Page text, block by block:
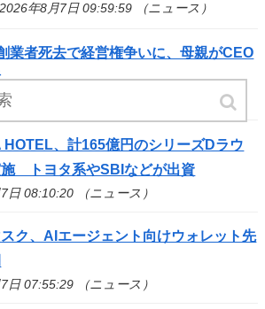
年8月7日 09:59:59 （ニュース）
業者死去で経営権争いに、母親がCEO
日 09:32:35 （ニュース）
HOTEL、計165億円のシリーズDラウ
施 トヨタ系やSBIなどが出資
日 08:10:20 （ニュース）
スク、AIエージェント向けウォレット先
日 07:55:29 （ニュース）